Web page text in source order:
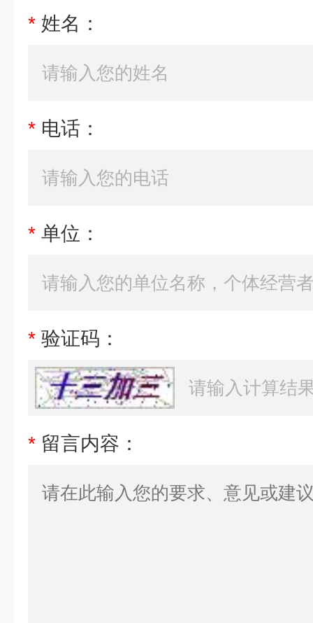
* 姓名：
* 电话：
* 单位：
* 验证码：
* 留言内容：